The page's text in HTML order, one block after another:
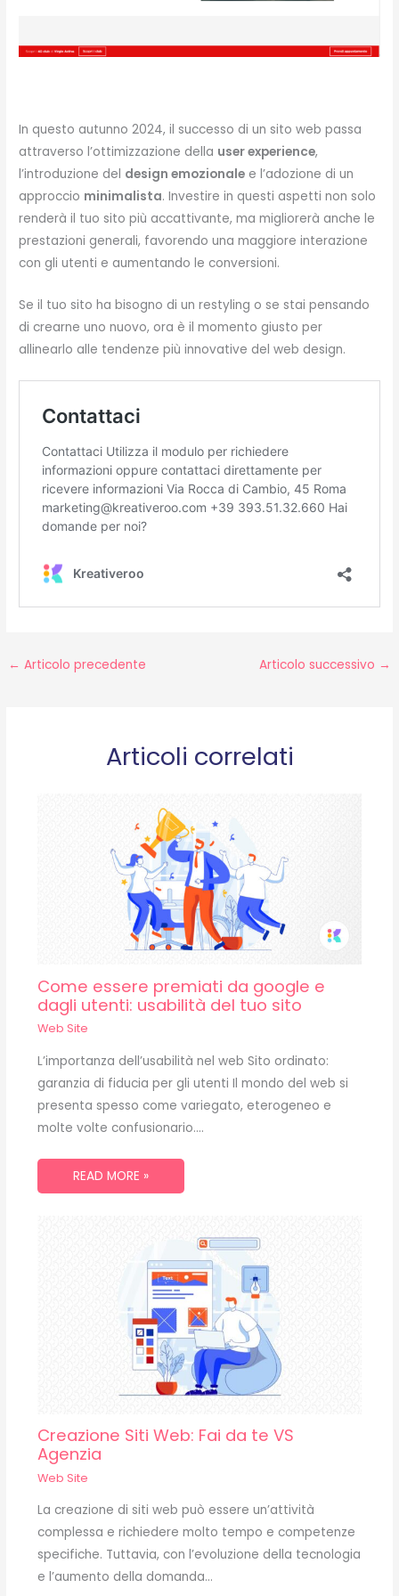
In questo autunno 2024, il successo di un sito web passa
attraverso l’ottimizzazione della user experience,
l’introduzione del design emozionale e l’adozione di un
approccio minimalista. Investire in questi aspetti non solo
renderà il tuo sito più accattivante, ma migliorerà anche le
prestazioni generali, favorendo una maggiore interazione
con gli utenti e aumentando le conversioni.
Se il tuo sito ha bisogno di un restyling o se stai pensando
di crearne uno nuovo, ora è il momento giusto per
allinearlo alle tendenze più innovative del web design.
← Articolo precedente Articolo successivo →
Articoli correlati
Come essere premiati da google e
dagli utenti: usabilità del tuo sito
Web Site
L’importanza dell’usabilità nel web Sito ordinato:
garanzia di fiducia per gli utenti Il mondo del web si
presenta spesso come variegato, eterogeneo e
molte volte confusionario.…
READ MORE »
Creazione Siti Web: Fai da te VS
Agenzia
Web Site
La creazione di siti web può essere un’attività
complessa e richiedere molto tempo e competenze
specifiche. Tuttavia, con l’evoluzione della tecnologia
e l’aumento della domanda…